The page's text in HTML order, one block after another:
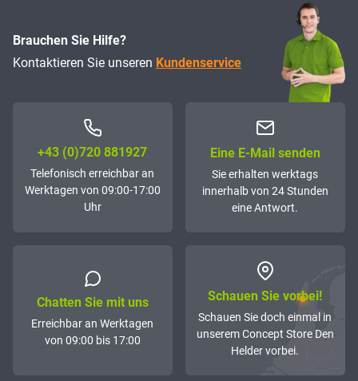
Brauchen Sie Hilfe?
Kontaktieren Sie unseren Kundenservice
+43 (0)72­0 881927
Telefonisch erreichbar an
Werktagen von 09:00-17:00
Uhr
Eine E-Mail senden
Sie erhalten werktags
innerhalb von 24 Stunden
eine Antwort.
Chatten Sie mit uns
Erreichbar an Werktagen
von 09:00 bis 17:00
Schauen Sie vorbei!
Schauen Sie doch einmal in
unserem Concept Store Den
Helder vorbei.